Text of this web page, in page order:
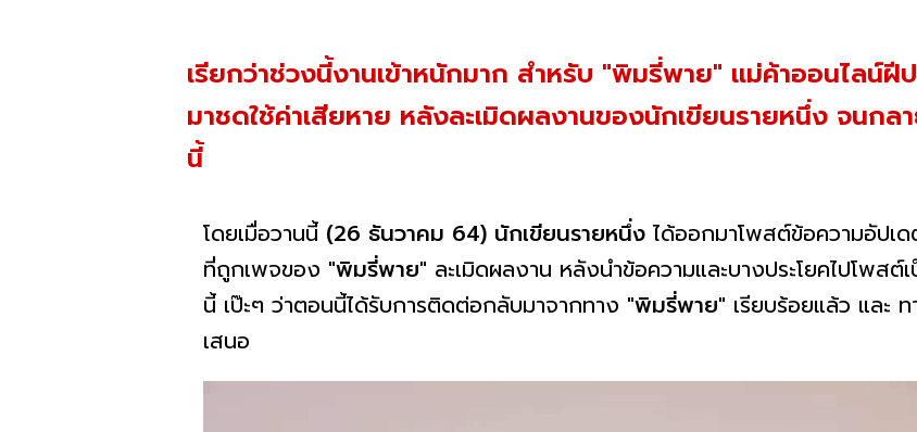
เรียกว่าช่วงนี้งานเข้าหนักมาก สำหรับ "พิมรี่พาย" แม่ค้าออนไลน์
มาชดใช้ค่าเสียหาย หลังละเมิดผลงานของนักเขียนรายหนึ่ง จนกล
นี้
โดยเมื่อวานนี้ (26 ธันวาคม 64) นักเขียนรายหนึ่ง ได้ออกมาโพสต์ข้อความอัปเ
ที่ถูกเพจของ "พิมรี่พาย" ละเมิดผลงาน หลังนำข้อความและบางประโยคไปโพส
นี้ เป๊ะๆ ว่าตอนนี้ได้รับการติดต่อกลับมาจากทาง "พิมรี่พาย" เรียบร้อยแล้ว และ ท
เสนอ